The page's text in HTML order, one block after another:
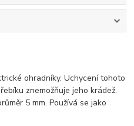
ohradníky. Uchycení tohoto
znemožňuje jeho krádež.
5 mm. Používá se jako